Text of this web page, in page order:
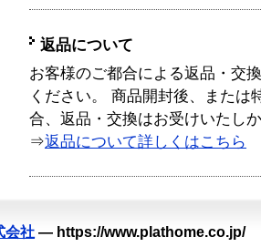
返品について
お客様のご都合による返品・交
ください。 商品開封後、または
合、返品・交換はお受けいたし
⇒返品について詳しくはこちら
会社 — https://www.plathome.co.jp/